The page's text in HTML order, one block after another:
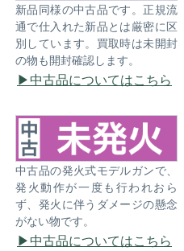
新品同様の中古品です。正規流
通で仕入れた新品とは厳密に区
別しています。買取時は未開封
の物も開封確認します。
中古品についてはこちら
中古品の発火式モデルガンで、
発火動作が一度も行われおら
ず、発火に伴うダメージの懸念
がない物です。
中古品についてはこちら